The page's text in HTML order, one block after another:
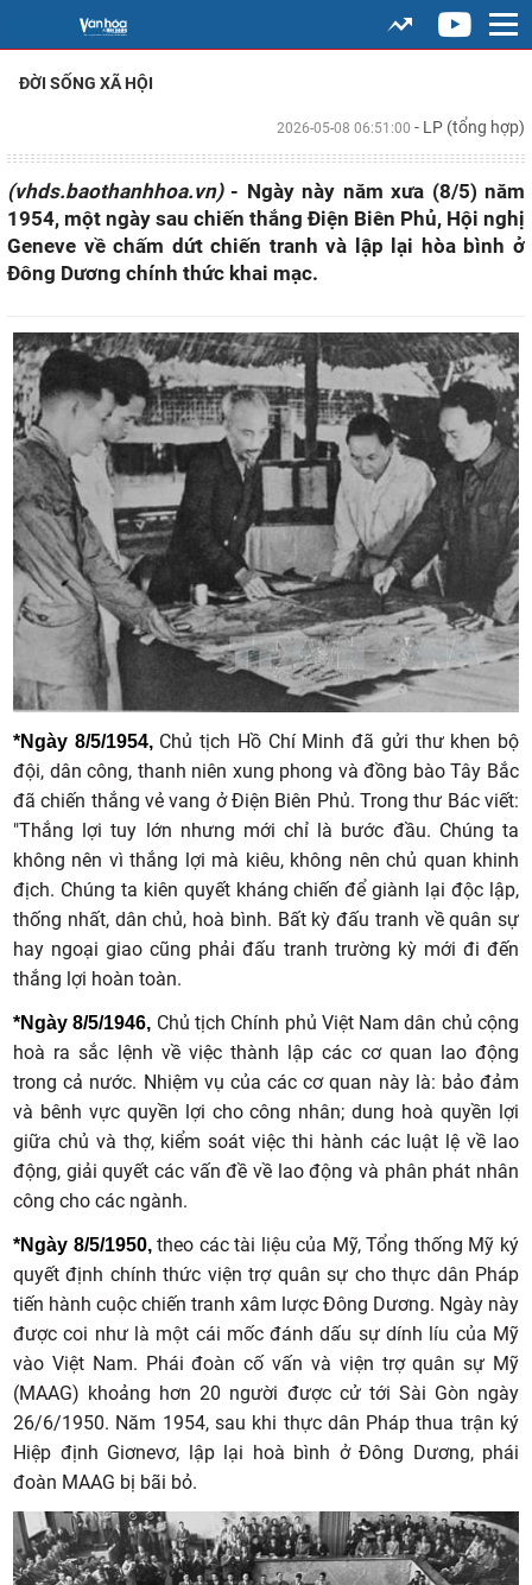
ĐỜI SỐNG XÃ HỘI
2026-05-08 06:51:00 - LP (tổng hợp)
(vhds.baothanhhoa.vn)- Ngày này năm xưa (8/5) năm
1954, một ngày sau chiến thắng Điện Biên Phủ, Hội nghị
Geneve về chấm dứt chiến tranh và lập lại hòa bình ở
Đông Dương chính thức khai mạc.
*Ngày 8/5/1954,Chủ tịch Hồ Chí Minh đã gửi thư khen bộ
đội, dân công, thanh niên xung phong và đồng bào Tây Bắc
đã chiến thắng vẻ vang ở Điện Biên Phủ. Trong thư Bác viết:
"Thắng lợi tuy lớn nhưng mới chỉ là bước đầu. Chúng ta
không nên vì thắng lợi mà kiêu, không nên chủ quan khinh
địch. Chúng ta kiên quyết kháng chiến để giành lại độc lập,
thống nhất, dân chủ, hoà bình. Bất kỳ đấu tranh về quân sự
hay ngoại giao cũng phải đấu tranh trường kỳ mới đi đến
thắng lợi hoàn toàn.
*Ngày 8/5/1946, Chủ tịch Chính phủ Việt Nam dân chủ cộng
hoà ra sắc lệnh về việc thành lập các cơ quan lao động
trong cả nước. Nhiệm vụ của các cơ quan này là: bảo đảm
và bênh vực quyền lợi cho công nhân; dung hoà quyền lợi
giữa chủ và thợ, kiểm soát việc thi hành các luật lệ về lao
động, giải quyết các vấn đề về lao động và phân phát nhân
công cho các ngành.
*Ngày 8/5/1950,theo các tài liệu của Mỹ, Tổng thống Mỹ ký
quyết định chính thức viện trợ quân sự cho thực dân Pháp
tiến hành cuộc chiến tranh xâm lược Đông Dương. Ngày này
được coi như là một cái mốc đánh dấu sự dính líu của Mỹ
vào Việt Nam. Phái đoàn cố vấn và viện trợ quân sự Mỹ
(MAAG) khoảng hơn 20 người được cử tới Sài Gòn ngày
26/6/1950. Năm 1954, sau khi thực dân Pháp thua trận ký
Hiệp định Giơnevơ, lập lại hoà bình ở Đông Dương, phái
đoàn MAAG bị bãi bỏ.